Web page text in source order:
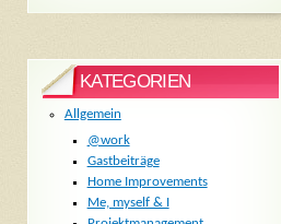
KATEGORIEN
Allgemein
@work
Gastbeiträge
Home Improvements
Me, myself & I